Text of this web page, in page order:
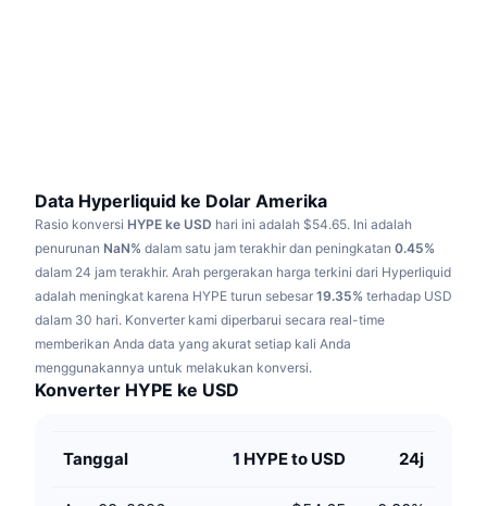
Olahraga
Keuangan
NFT
Statistik NFT Keseluruhan
Analisis teknikal
RSI
MACD
Derivatif
Likuidasi
Riset
Video
Glosarium
Kampanye
Hadiah Berlian
Data Hyperliquid ke Dolar Amerika
Rasio konversi HYPE ke USD hari ini adalah $54.65. Ini adalah
penurunan NaN% dalam satu jam terakhir dan peningkatan 0.45%
dalam 24 jam terakhir. Arah pergerakan harga terkini dari Hyperliquid
adalah meningkat karena HYPE turun sebesar 19.35% terhadap USD
dalam 30 hari. Konverter kami diperbarui secara real-time
memberikan Anda data yang akurat setiap kali Anda
menggunakannya untuk melakukan konversi.
Konverter HYPE ke USD
Tanggal 1 HYPE to USD 24j